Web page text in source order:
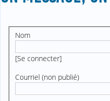
Nom
[Se connecter]
Courriel (non publié)